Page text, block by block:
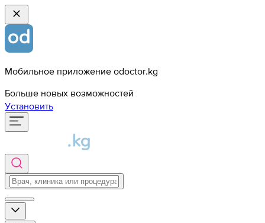
Мобильное приложение odoctor.kg
Больше новых возможностей
Установить